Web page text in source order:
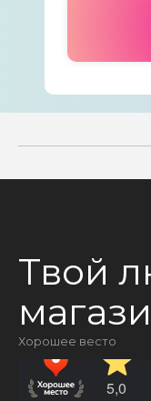
Твой
Хорошее весто